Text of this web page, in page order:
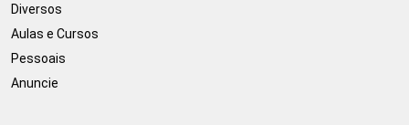
Diversos
Aulas e Cursos
Pessoais
Anuncie